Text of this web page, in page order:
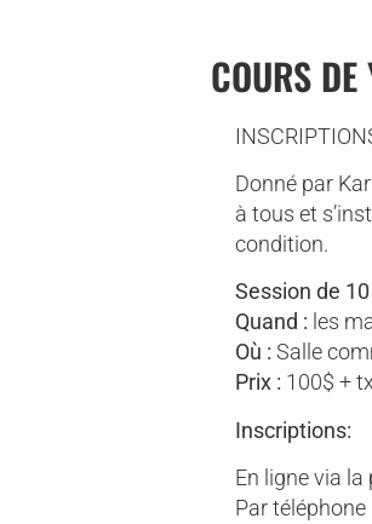
COURS
Donné par
à tous et
condition.
Session de
Quand : les
Où : Salle
Prix : 100$ + tx
Inscriptions:
En ligne via
Par